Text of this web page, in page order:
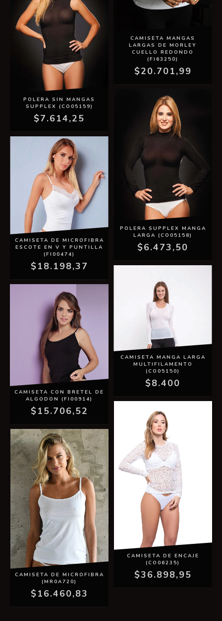
CAMISETA MANGAS
LARGAS DE MORLEY
CUELLO REDONDO
(FI63250)
$20.701,99
POLERA SIN MANGAS
SUPPLEX (CO05159)
$7.614,25
POLERA SUPPLEX MANGA
LARGA (CO05158)
$6.473,50
CAMISETA DE MICROFIBRA
ESCOTE EN V Y PUNTILLA
(FI00474)
$18.198,37
CAMISETA MANGA LARGA
MULTIFILAMENTO
(CO05150)
$8.400
CAMISETA CON BRETEL DE
ALGODON (FI00914)
$15.706,52
CAMISETA DE ENCAJE
(CO06235)
$36.898,95
CAMISETA DE MICROFIBRA
(MR0A720)
$16.460,83